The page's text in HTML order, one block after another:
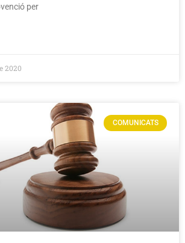
per
2020
COMUNICATS